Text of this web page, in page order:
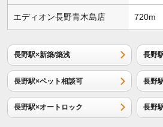
エディオン長野青木島店 720m
長野駅×新築/築浅 長野
長野駅×ペット相談可 長野
長野駅×オートロック 長野